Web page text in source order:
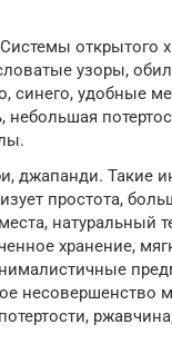
открытого
узоры,
синего, удобные
небольшая
джапанди. Такие
простота,
натуральный
хранение,
несовершенство